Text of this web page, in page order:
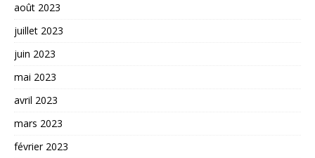
août 2023
juillet 2023
juin 2023
mai 2023
avril 2023
mars 2023
février 2023